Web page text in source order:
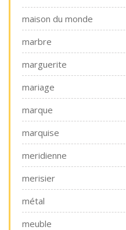
maison du monde
marbre
marguerite
mariage
marque
marquise
meridienne
merisier
métal
meuble